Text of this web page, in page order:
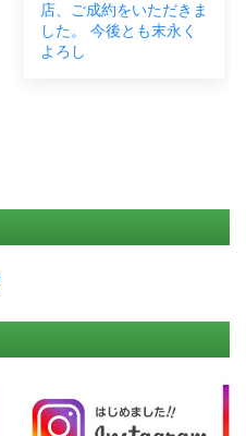
店、ご成約をいただきま
した。 今後とも末永く
よろし